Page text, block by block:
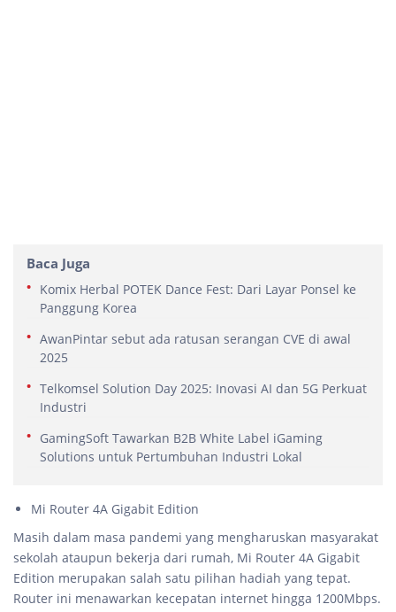
Baca Juga
Komix Herbal POTEK Dance Fest: Dari Layar Ponsel ke
Panggung Korea
AwanPintar sebut ada ratusan serangan CVE di awal
2025
Telkomsel Solution Day 2025: Inovasi AI dan 5G Perkuat
Industri
GamingSoft Tawarkan B2B White Label iGaming
Solutions untuk Pertumbuhan Industri Lokal
Mi Router 4A Gigabit Edition
Masih dalam masa pandemi yang mengharuskan masyarakat
sekolah ataupun bekerja dari rumah, Mi Router 4A Gigabit
Edition merupakan salah satu pilihan hadiah yang tepat.
Router ini menawarkan kecepatan internet hingga 1200Mbps.